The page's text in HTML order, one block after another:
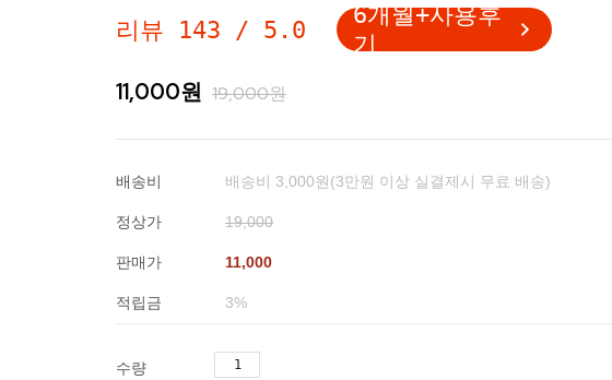
리뷰 143 / 5.0
6개월+사용후
기
11,000원 19,000원
배송비 배송비 3,000원(3만원 이상 실결제시 무료 배송)
정상가 19,000
판매가 11,000
적립금 3%
수량